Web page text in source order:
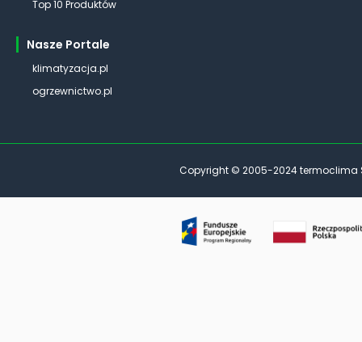
Top 10 Produktów
Nasze Portale
klimatyzacja.pl
ogrzewnictwo.pl
Copyright © 2005-2024 termoclima